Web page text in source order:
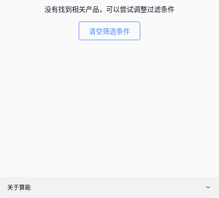
没有找到相关产品，可以尝试调整过滤条件
清空筛选条件
关于算能